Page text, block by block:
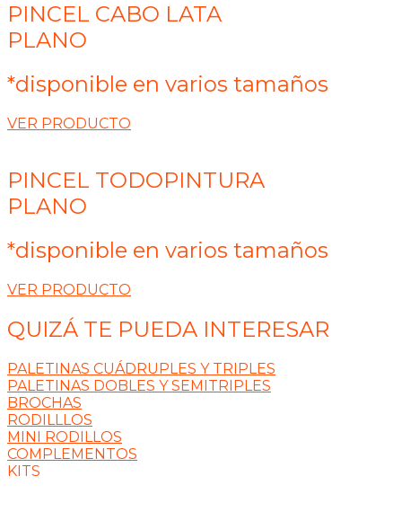
PINCEL CABO LATA
PLANO
*disponible en varios tamaños
VER PRODUCTO
PINCEL TODOPINTURA
PLANO
*disponible en varios tamaños
VER PRODUCTO
QUIZÁ TE PUEDA INTERESAR
PALETINAS CUÁDRUPLES Y TRIPLES
PALETINAS DOBLES Y SEMITRIPLES
BROCHAS
RODILLLOS
MINI RODILLOS
COMPLEMENTOS
KITS